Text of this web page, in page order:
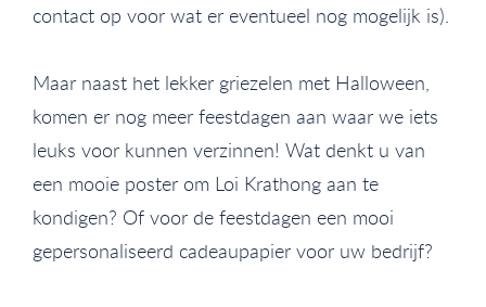
contact op voor wat er eventueel nog mogelijk is).
Maar naast het lekker griezelen met Halloween,
komen er nog meer feestdagen aan waar we iets
leuks voor kunnen verzinnen! Wat denkt u van
een mooie poster om Loi Krathong aan te
kondigen? Of voor de feestdagen een mooi
gepersonaliseerd cadeaupapier voor uw bedrijf?